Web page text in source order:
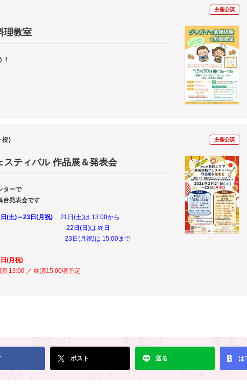
主催公演
理教室
祝) 主催公演
スティバル 作品展＆発表会
ターで
台発表会です
日(土)～23日(月祝) 21日(土)は 13:00から
(日)は 終日
祝)は 15:00まで
日(月祝)
13:00 ／ 終演15:00頃予定
ポスト 送る は